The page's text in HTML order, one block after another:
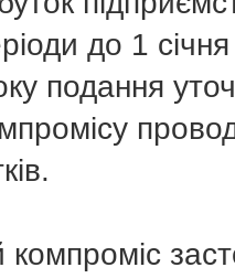
до 1
подання